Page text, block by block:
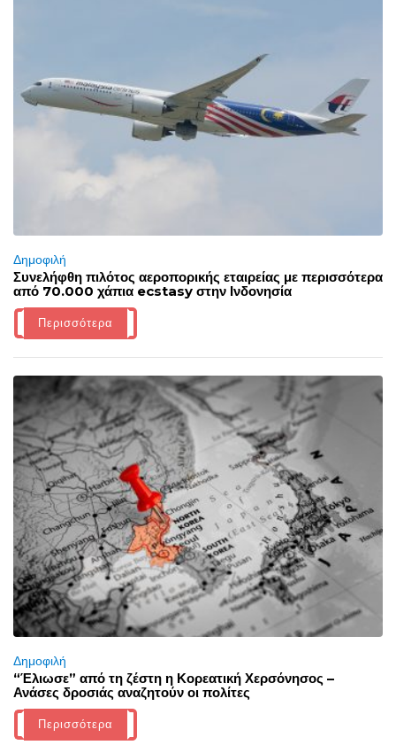
Δημοφιλή
Συνελήφθη πιλότος αεροπορικής εταιρείας με περισσότερα
από 70.000 χάπια ecstasy στην Ινδονησία
Περισσότερα
Δημοφιλή
“Έλιωσε” από τη ζέστη η Κορεατική Χερσόνησος –
Ανάσες δροσιάς αναζητούν οι πολίτες
Περισσότερα